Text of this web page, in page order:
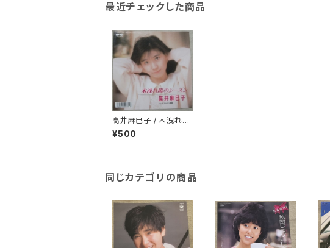
最近チェックした商品
高井麻巳子 / 木洩れ陽
のシーズン
¥500
同じカテゴリの商品